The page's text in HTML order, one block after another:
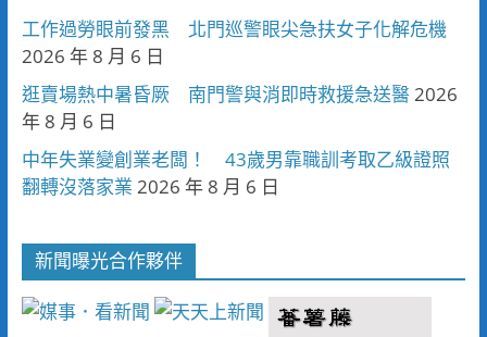
工作過勞眼前發黑 北門巡警眼尖急扶女子化解危機
2026 年 8 月 6 日
逛賣場熱中暑昏厥 南門警與消即時救援急送醫 2026
年 8 月 6 日
中年失業變創業老闆！ 43歲男靠職訓考取乙級證照
翻轉沒落家業 2026 年 8 月 6 日
新聞曝光合作夥伴